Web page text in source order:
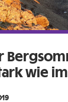
wie